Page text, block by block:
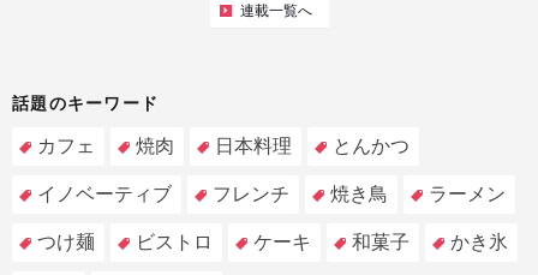
連載一覧へ
話題のキーワード
カフェ 焼肉 日本料理 とんかつ
イノベーティブ フレンチ 焼き鳥 ラーメン
つけ麺 ビストロ ケーキ 和菓子 かき氷